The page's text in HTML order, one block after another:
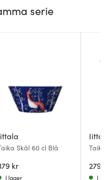
serie
Skål 60 cl Blå
kr
I lager
279
I